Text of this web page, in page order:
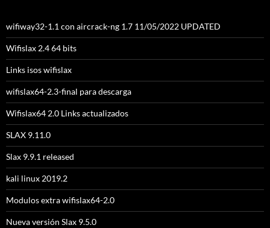
wifiway32-1.1 con aircrack-ng 1.7 11/05/2022 UPDATED
Wifislax 2.4 64 bits
Links isos wifislax
wifislax64-2.3-final para descarga
Wifislax64 2.0 Links actualizados
SLAX 9.11.0
Slax 9.9.1 released
kali linux 2019.2
Modulos extra wifislax64-2.0
Nueva versión Slax 9.5.0